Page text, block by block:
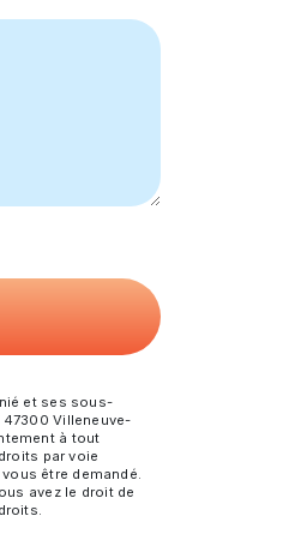
et ses sous-
Villeneuve-
à tout
par voie
être demandé.
avez le droit de